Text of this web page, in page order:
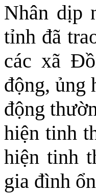
Nhân dịp
tỉnh đã
các xã
động, ủng
động
hiện tinh
hiện tinh
gia đình